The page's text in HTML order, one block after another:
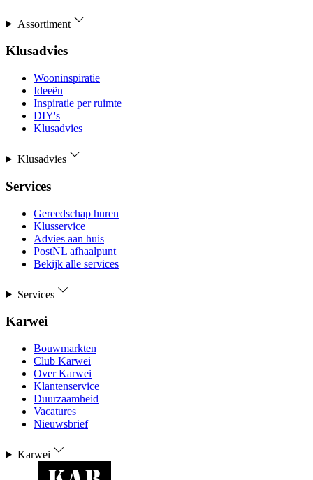
Assortiment
Klusadvies
Wooninspiratie
Ideeën
Inspiratie per ruimte
DIY's
Klusadvies
Klusadvies
Services
Gereedschap huren
Klusservice
Advies aan huis
PostNL afhaalpunt
Bekijk alle services
Services
Karwei
Bouwmarkten
Club Karwei
Over Karwei
Klantenservice
Duurzaamheid
Vacatures
Nieuwsbrief
Karwei